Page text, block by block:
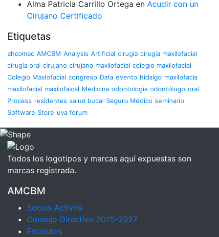
Alma Patricia Carrillo Ortega en Acudir con un
Cirujano Certificado
Etiquetas
ahcomac AMCBM Analysis Artificial cirugía cirugía maxilofacial
cirugía oral cirujano cirujano maxilofacial colegio maxilofacial
Colegio Maxlofacial congreso Data evento hidalgo maxilofacia
maxilofacial maxilofaical Medicina odontología odontólogo oral
Process residentes salud bucal Seguro Médico seminario
Software Store uva forum
Todos los logotipos y marcas aquí expuestas son
marcas registrada.
AMCBM
Socios Activos
Consejo Directivo 2025-2027
Estatutos